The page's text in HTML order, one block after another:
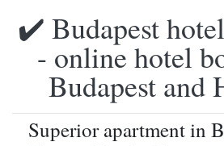
✔️ Budapest
- online hotel
Budapest and
Superior apartment in